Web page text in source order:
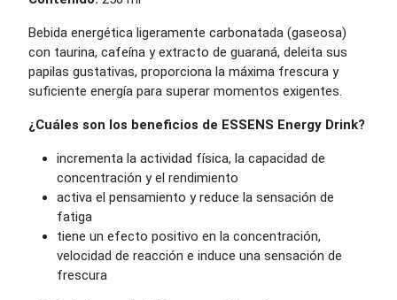
Bebida energética ligeramente carbonatada (gaseosa)
con taurina, cafeína y extracto de guaraná, deleita sus
papilas gustativas, proporciona la máxima frescura y
suficiente energía para superar momentos exigentes.
¿Cuáles son los beneficios de ESSENS Energy Drink?
incrementa la actividad física, la capacidad de
concentración y el rendimiento
activa el pensamiento y reduce la sensación de
fatiga
tiene un efecto positivo en la concentración,
velocidad de reacción e induce una sensación de
frescura